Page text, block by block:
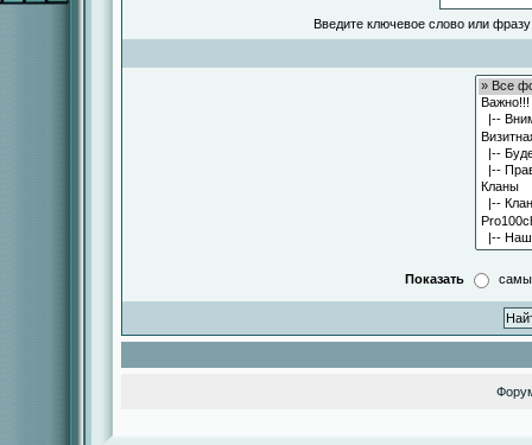
Введите ключевое слово или
Показать